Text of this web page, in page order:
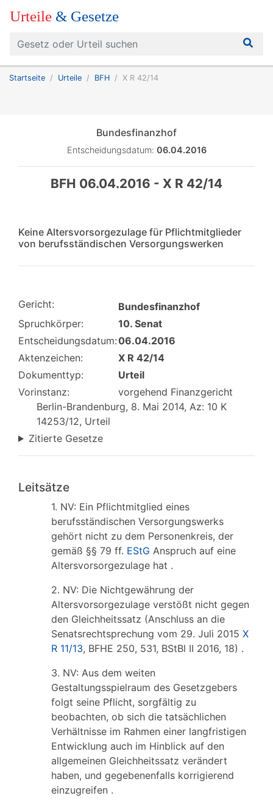
Urteile & Gesetze
Startseite Urteile BFH X R 42/14
Bundesfinanzhof
Entscheidungsdatum: 06.04.2016
BFH 06.04.2016 - X R 42/14
Keine Altersvorsorgezulage für Pflichtmitglieder
von berufsständischen Versorgungswerken
Gericht:
Bundesfinanzhof
Spruchkörper:
10. Senat
Entscheidungsdatum:06.04.2016
Aktenzeichen:
X R 42/14
Dokumenttyp:
Urteil
Vorinstanz:
vorgehend Finanzgericht
Berlin-Brandenburg, 8. Mai 2014, Az: 10 K
14253/12, Urteil
Zitierte Gesetze
Leitsätze
1. NV: Ein Pflichtmitglied eines
berufsständischen Versorgungswerks
gehört nicht zu dem Personenkreis, der
gemäß §§ 79 ff. EStG Anspruch auf eine
Altersvorsorgezulage hat .
2. NV: Die Nichtgewährung der
Altersvorsorgezulage verstößt nicht gegen
den Gleichheitssatz (Anschluss an die
Senatsrechtsprechung vom 29. Juli 2015 X
R 11/13, BFHE 250, 531, BStBl II 2016, 18) .
3. NV: Aus dem weiten
Gestaltungsspielraum des Gesetzgebers
folgt seine Pflicht, sorgfältig zu
beobachten, ob sich die tatsächlichen
Verhältnisse im Rahmen einer langfristigen
Entwicklung auch im Hinblick auf den
allgemeinen Gleichheitssatz verändert
haben, und gegebenenfalls korrigierend
einzugreifen .